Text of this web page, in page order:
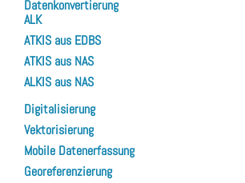
Datenkonvertierung
ALK
ATKIS aus EDBS
ATKIS aus NAS
ALKIS aus NAS
Digitalisierung
Vektorisierung
Mobile Datenerfassung
Georeferenzierung